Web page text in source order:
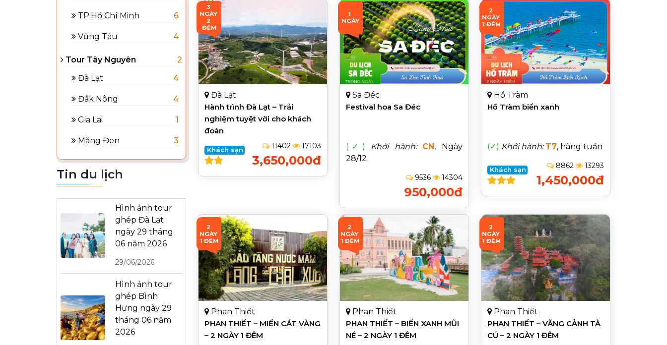
TP.Hồ Chí Minh 6
Vũng Tàu 4
Tour Tây Nguyên
2
Đà Lạt
4
Đắk Nông 4
Gia Lai 1
Măng Đen 3
Tin du lịch
Hình ảnh tour
ghép Đà Lạt
ngày 29 tháng
06 năm 2026
29/06/2026
Hình ảnh tour
ghép Bình
Hưng ngày 29
tháng 06 năm
2026
3
NGÀY
2
ĐÊM
Đà Lạt
Hành trình Đà Lạt – Trải
nghiệm tuyệt vời cho khách
đoàn
Khách sạn 11402 17103
3,650,000đ
1
NGÀY
Sa Đéc
Festival hoa Sa Đéc
(✓) Khởi hành: CN, Ngày
28/12
9536 14304
950,000đ
2
NGÀY
1 ĐÊM
Hồ Tràm
Hồ Tràm biển xanh
(✓) Khởi hành: T7, hàng tuần
Khách sạn 8862 13293
1,450,000đ
2
NGÀY
1 ĐÊM
Phan Thiết
PHAN THIẾT – MIỀN CÁT VÀNG
– 2 NGÀY 1 ĐÊM
2
NGÀY
1 ĐÊM
Phan Thiết
PHAN THIẾT – BIỂN XANH MŨI
NÉ – 2 NGÀY 1 ĐÊM
2
NGÀY
1 ĐÊM
Phan Thiết
PHAN THIẾT – VÃNG CẢNH TÀ
CÚ – 2 NGÀY 1 ĐÊM